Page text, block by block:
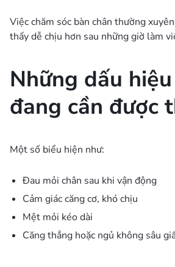
Việc chăm sóc bàn chân thường
thấy dễ chịu hơn sau những giờ làm
Những dấu
đang cần được
Một số biểu hiện như:
Đau mỏi chân sau khi vận động
Cảm giác căng cơ, khó chịu
Mệt mỏi kéo dài
Căng thẳng hoặc ngủ không sâu